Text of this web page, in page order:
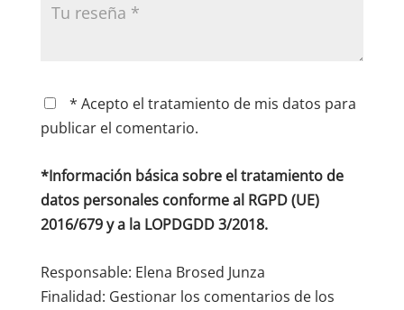
* Acepto el tratamiento de mis datos para
publicar el comentario.
*Información básica sobre el tratamiento de
datos personales conforme al RGPD (UE)
2016/679 y a la LOPDGDD 3/2018.
Responsable: Elena Brosed Junza
Finalidad: Gestionar los comentarios de los